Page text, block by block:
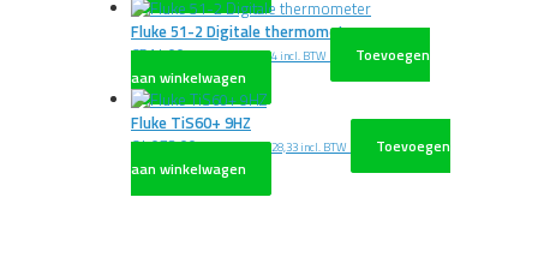
Fluke 51-2 Digitale thermometer
€514,00 excl. BTW€621,94 incl. BTW
Toevoegen
aan winkelwagen
Fluke TiS60+ 9HZ
€4.073,00 excl. BTW€4.928,33 incl. BTW
Toevoegen
aan winkelwagen